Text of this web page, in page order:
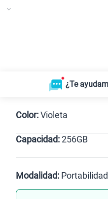
¿Te
Color:Violeta
Gris Violeta
Capacidad:256GB
256GB
Modalidad: Portabilidad